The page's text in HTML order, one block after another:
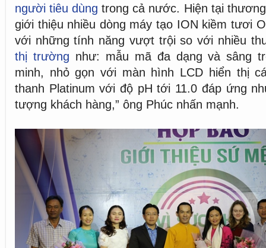
người tiêu dùng trong cả nước. Hiện tại
giới thiệu nhiều dòng máy tạo ION kiềm tươi
với những tính năng vượt trội so với nhiều
thị trường như: mẫu mã đa dạng và sâng
minh, nhỏ gọn với màn hình LCD hiển thị
thanh Platinum với độ pH tới 11.0 đáp ứng
tượng khách hàng,” ông Phúc nhấn mạnh.